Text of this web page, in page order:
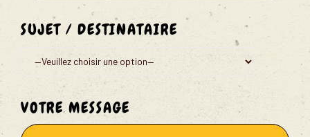
SUJET / DESTINATAIRE
VOTRE MESSAGE